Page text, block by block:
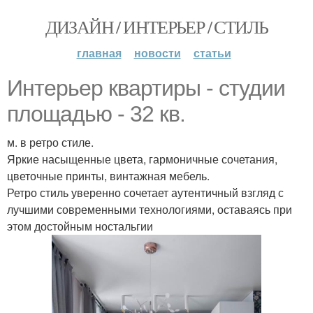
ДИЗАЙН / ИНТЕРЬЕР / СТИЛЬ
главная новости статьи
Интерьер квартиры - студии
площадью - 32 кв.
м. в ретро стиле.
Яркие насыщенные цвета, гармоничные сочетания,
цветочные принты, винтажная мебель.
Ретро стиль уверенно сочетает аутентичный взгляд с
лучшими современными технологиями, оставаясь при
этом достойным ностальгии